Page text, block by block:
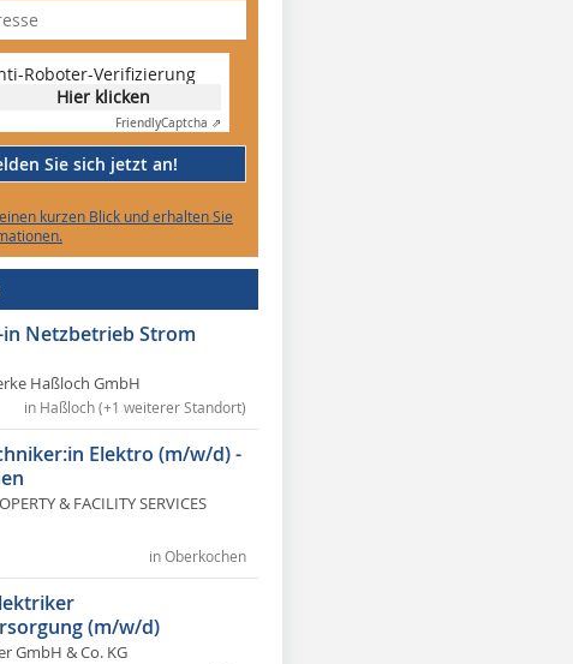
Roboter-Verifizierung
Hier klicken
FriendlyCaptcha ⇗
Sie sich jetzt an!
kurzen Blick und erhalten Sie
Netzbetrieb Strom
Haßloch GmbH
in Haßloch (+1 weiterer Standort)
Elektro (m/w/d) -
& FACILITY SERVICES
in Oberkochen
(m/w/d)
GmbH & Co. KG